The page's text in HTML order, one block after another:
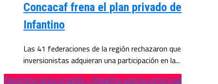
Concacaf frena el plan privado de
Infantino
Las 41 federaciones de la región rechazaron que
inversionistas adquieran una participación en la...
Florentino lanza el dardo y Riquelme asoma como rival